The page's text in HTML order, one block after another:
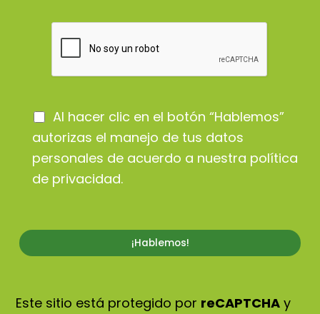
Al hacer clic en el botón “Hablemos”
autorizas el manejo de tus datos
personales de acuerdo a nuestra política
de privacidad.
Este sitio está protegido por reCAPTCHA y